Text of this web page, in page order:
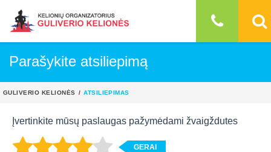
Parašykite atsiliepimą
GULIVERIO KELIONĖS ATSILIEPIMAS
Įvertinkite mūsų paslaugas pažymėdami žvaigždutes
GERAI